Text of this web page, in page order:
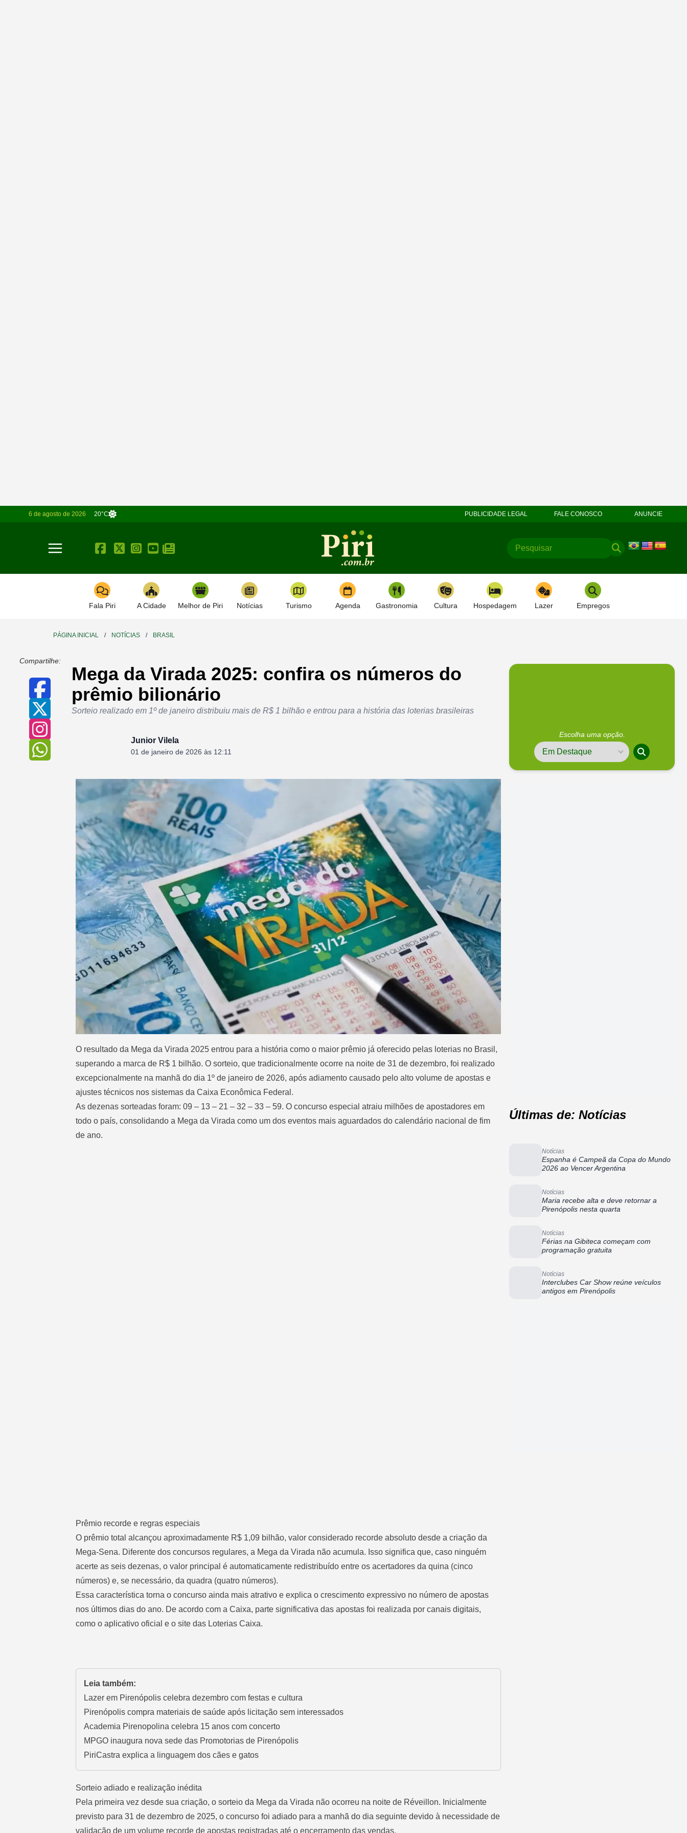
6 de agosto de 2026 20°C PUBLICIDADE LEGAL FALE CONOSCO ANUNCIE
Toggle navigation
Fala Piri A Cidade Melhor de Piri Notícias Turismo Agenda Gastronomia Cultura Hospedagem Lazer Empregos
PÁGINA INICIAL / NOTÍCIAS / BRASIL
Compartilhe:
Mega da Virada 2025: confira os números do
prêmio bilionário
Sorteio realizado em 1º de janeiro distribuiu mais de R$ 1 bilhão e entrou para a história das loterias brasileiras
Junior Vilela
01 de janeiro de 2026 às 12:11
O resultado da Mega da Virada 2025 entrou para a história como o maior prêmio já oferecido pelas loterias no Brasil,
superando a marca de R$ 1 bilhão. O sorteio, que tradicionalmente ocorre na noite de 31 de dezembro, foi realizado
excepcionalmente na manhã do dia 1º de janeiro de 2026, após adiamento causado pelo alto volume de apostas e
ajustes técnicos nos sistemas da Caixa Econômica Federal.
As dezenas sorteadas foram: 09 – 13 – 21 – 32 – 33 – 59. O concurso especial atraiu milhões de apostadores em
todo o país, consolidando a Mega da Virada como um dos eventos mais aguardados do calendário nacional de fim
de ano.
Prêmio recorde e regras especiais
O prêmio total alcançou aproximadamente R$ 1,09 bilhão, valor considerado recorde absoluto desde a criação da
Mega-Sena. Diferente dos concursos regulares, a Mega da Virada não acumula. Isso significa que, caso ninguém
acerte as seis dezenas, o valor principal é automaticamente redistribuído entre os acertadores da quina (cinco
números) e, se necessário, da quadra (quatro números).
Essa característica torna o concurso ainda mais atrativo e explica o crescimento expressivo no número de apostas
nos últimos dias do ano. De acordo com a Caixa, parte significativa das apostas foi realizada por canais digitais,
como o aplicativo oficial e o site das Loterias Caixa.
Leia também:
Lazer em Pirenópolis celebra dezembro com festas e cultura
Pirenópolis compra materiais de saúde após licitação sem interessados
Academia Pirenopolina celebra 15 anos com concerto
MPGO inaugura nova sede das Promotorias de Pirenópolis
PiriCastra explica a linguagem dos cães e gatos
Sorteio adiado e realização inédita
Pela primeira vez desde sua criação, o sorteio da Mega da Virada não ocorreu na noite de Réveillon. Inicialmente
previsto para 31 de dezembro de 2025, o concurso foi adiado para a manhã do dia seguinte devido à necessidade de
validação de um volume recorde de apostas registradas até o encerramento das vendas.
Escolha uma opção.
Últimas de: Notícias
Notícias
Espanha é Campeã da Copa do Mundo
2026 ao Vencer Argentina
Notícias
Maria recebe alta e deve retornar a
Pirenópolis nesta quarta
Notícias
Férias na Gibiteca começam com
programação gratuita
Notícias
Interclubes Car Show reúne veículos
antigos em Pirenópolis